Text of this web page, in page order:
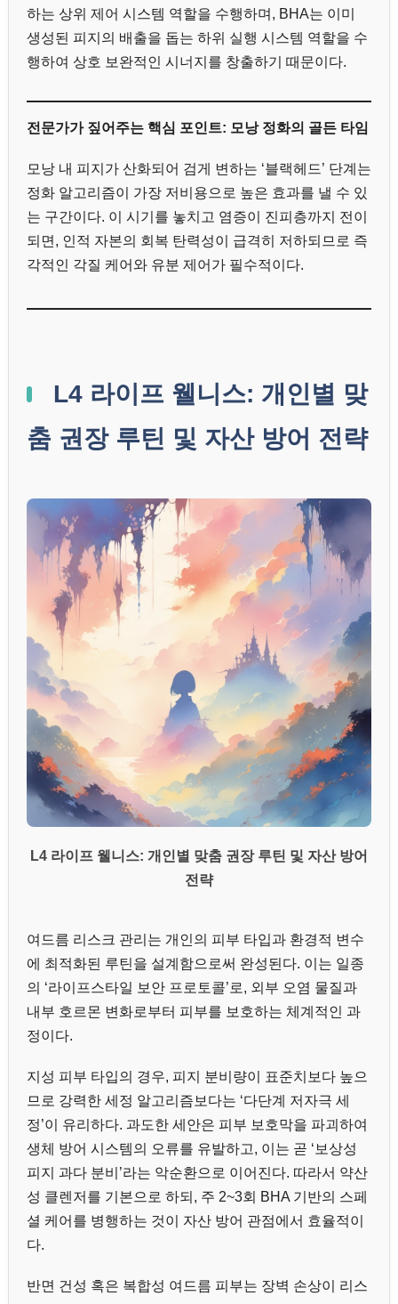
하는 상위 제어 시스템 역할을 수행하며, BHA는 이미
생성된 피지의 배출을 돕는 하위 실행 시스템 역할을 수
행하여 상호 보완적인 시너지를 창출하기 때문이다.
전문가가 짚어주는 핵심 포인트: 모낭 정화의 골든 타임
모낭 내 피지가 산화되어 검게 변하는 ‘블랙헤드’ 단계는
정화 알고리즘이 가장 저비용으로 높은 효과를 낼 수 있
는 구간이다. 이 시기를 놓치고 염증이 진피층까지 전이
되면, 인적 자본의 회복 탄력성이 급격히 저하되므로 즉
각적인 각질 케어와 유분 제어가 필수적이다.
L4 라이프 웰니스: 개인별 맞
춤 권장 루틴 및 자산 방어 전략
L4 라이프 웰니스: 개인별 맞춤 권장 루틴 및 자산 방어
전략
여드름 리스크 관리는 개인의 피부 타입과 환경적 변수
에 최적화된 루틴을 설계함으로써 완성된다. 이는 일종
의 ‘라이프스타일 보안 프로토콜’로, 외부 오염 물질과
내부 호르몬 변화로부터 피부를 보호하는 체계적인 과
정이다.
지성 피부 타입의 경우, 피지 분비량이 표준치보다 높으
므로 강력한 세정 알고리즘보다는 ‘다단계 저자극 세
정’이 유리하다. 과도한 세안은 피부 보호막을 파괴하여
생체 방어 시스템의 오류를 유발하고, 이는 곧 ‘보상성
피지 과다 분비’라는 악순환으로 이어진다. 따라서 약산
성 클렌저를 기본으로 하되, 주 2~3회 BHA 기반의 스페
셜 케어를 병행하는 것이 자산 방어 관점에서 효율적이
다.
반면 건성 혹은 복합성 여드름 피부는 장벽 손상이 리스